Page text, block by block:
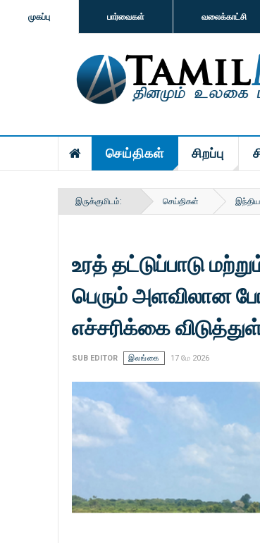
முகப்பு பார்வைகள் வலைக்காட்சி
செய்திகள் சிறப்பு
இருக்குமிடம்: செய்திகள்
உரத் தட்டுப்பாடு
பெரும் அளவிலான
எச்சரிக்கை
SUB EDITOR இலங்கை 17 மே 2026